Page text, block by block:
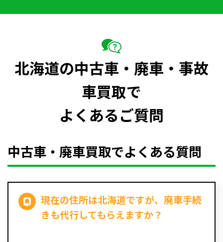
北海道の中古車・廃車・事故
車買取で
よくあるご質問
中古車・廃車買取でよくある質問
現在の住所は北海道ですが、廃車手続
きも代行してもらえますか？